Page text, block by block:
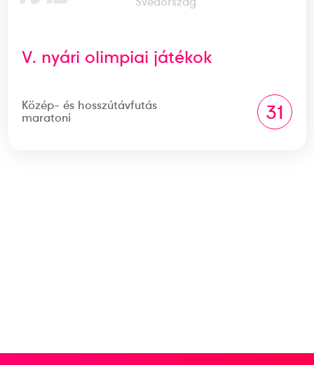
V. nyári olimpiai játékok
Közép- és hosszútávfutás
maratoni
31